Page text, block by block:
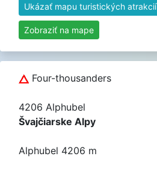
Ukázať mapu turistických atrakcií
Zobraziť na mape
Four-thousanders
4206 Alphubel
Švajčiarske Alpy
Alphubel 4206 m